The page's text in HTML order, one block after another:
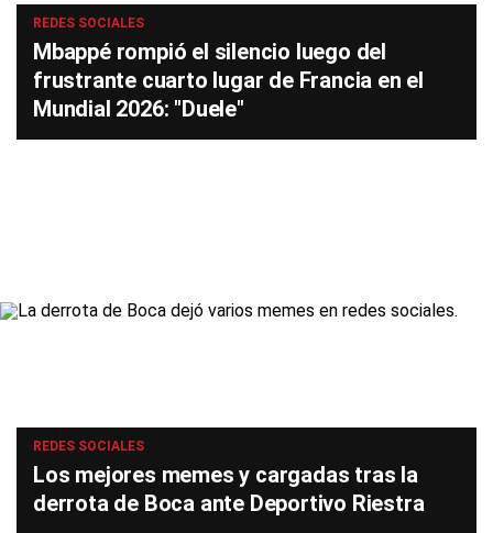
REDES SOCIALES
Mbappé rompió el silencio luego del
frustrante cuarto lugar de Francia en el
Mundial 2026: "Duele"
REDES SOCIALES
Los mejores memes y cargadas tras la
derrota de Boca ante Deportivo Riestra